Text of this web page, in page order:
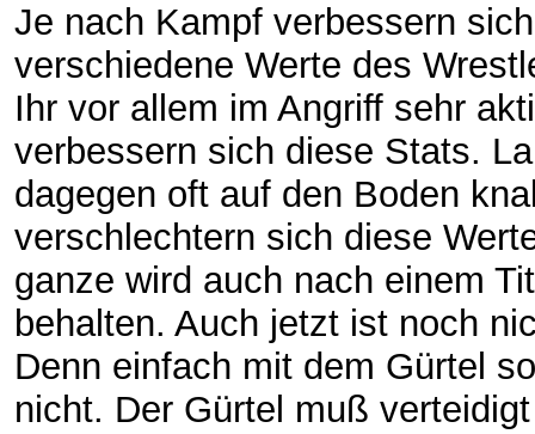
Je nach Kampf verbessern sich
verschiedene Werte des
Ihr vor allem im Angriff sehr
verbessern sich diese Stats.
dagegen oft auf den Boden
verschlechtern sich diese
ganze wird auch nach einem
behalten. Auch jetzt ist noch
Denn einfach mit dem Gürtel
nicht. Der Gürtel muß